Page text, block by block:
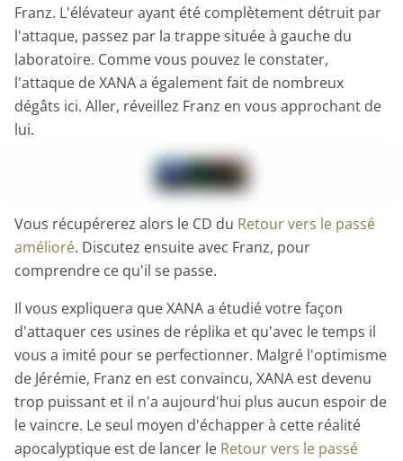
Franz. L'élévateur ayant été complètement détruit par
l'attaque, passez par la trappe située à gauche du
laboratoire. Comme vous pouvez le constater,
l'attaque de XANA a également fait de nombreux
dégâts ici. Aller, réveillez Franz en vous approchant de
lui.
Vous récupérerez alors le CD du Retour vers le passé
amélioré. Discutez ensuite avec Franz, pour
comprendre ce qu'il se passe.
Il vous expliquera que XANA a étudié votre façon
d'attaquer ces usines de réplika et qu'avec le temps il
vous a imité pour se perfectionner. Malgré l'optimisme
de Jérémie, Franz en est convaincu, XANA est devenu
trop puissant et il n'a aujourd'hui plus aucun espoir de
le vaincre. Le seul moyen d'échapper à cette réalité
apocalyptique est de lancer le Retour vers le passé